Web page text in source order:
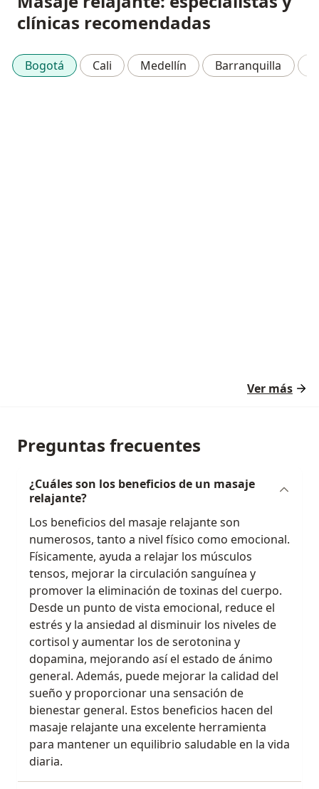
clínicas recomendadas
Bogotá Cali Medellín Barranquilla
Ver más
Preguntas frecuentes
¿Cuáles son los beneficios de un masaje
relajante?
Los beneficios del masaje relajante son
numerosos, tanto a nivel físico como emocional.
Físicamente, ayuda a relajar los músculos
tensos, mejorar la circulación sanguínea y
promover la eliminación de toxinas del cuerpo.
Desde un punto de vista emocional, reduce el
estrés y la ansiedad al disminuir los niveles de
cortisol y aumentar los de serotonina y
dopamina, mejorando así el estado de ánimo
general. Además, puede mejorar la calidad del
sueño y proporcionar una sensación de
bienestar general. Estos beneficios hacen del
masaje relajante una excelente herramienta
para mantener un equilibrio saludable en la vida
diaria.